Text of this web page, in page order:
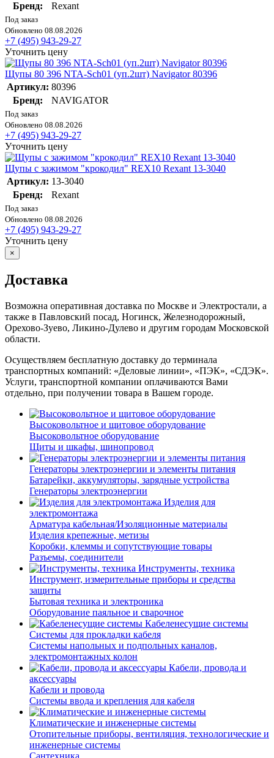
Бренд:
Rexant
Под заказ
Обновлено 08.08.2026
+7 (495) 943-29-27
Уточнить цену
Щупы 80 396 NTA-Sch01 (уп.2шт) Navigator 80396
Артикул: 80396
Бренд:
NAVIGATOR
Под заказ
Обновлено 08.08.2026
+7 (495) 943-29-27
Уточнить цену
Щупы с зажимом "крокодил" REX10 Rexant 13-3040
Артикул: 13-3040
Бренд:
Rexant
Под заказ
Обновлено 08.08.2026
+7 (495) 943-29-27
Уточнить цену
×
Доставка
Возможна оперативная доставка по Москве и Электростали, а
также в Павловский посад, Ногинск, Железнодорожный,
Орехово-Зуево, Ликино-Дулево и другим городам Московской
области.
Осуществляем бесплатную доставку до терминала
транспортных компаний: «Деловые линии», «ПЭК», «СДЭК».
Услуги, транспортной компании оплачиваются Вами
отдельно, при получении товара в Вашем городе.
Высоковольтное и щитовое оборудование
Высоковольтное оборудование
Щиты и шкафы, шинопровод
Генераторы электроэнергии и элементы питания
Батарейки, аккумуляторы, зарядные устройства
Генераторы электроэнергии
Изделия для
электромонтажа
Арматура кабельная/Изоляционные материалы
Изделия крепежные, метизы
Коробки, клеммы и сопутствующие товары
Разъемы, соединители
Инструменты, техника
Инструмент, измерительные приборы и средства
защиты
Бытовая техника и электроника
Оборудование паяльное и сварочное
Кабеленесущие системы
Системы для прокладки кабеля
Системы напольных и подпольных каналов,
электромонтажных колон
Кабели, провода и
аксессуары
Кабели и провода
Системы ввода и крепления для кабеля
Климатические и инженерные системы
Отопительные приборы, вентиляция, технологические и
инженерные системы
Сантехника